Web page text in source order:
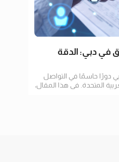
في دبي: الدقة
دورًا حاسمًا في التواصل
المتحدة. في هذا المقال،